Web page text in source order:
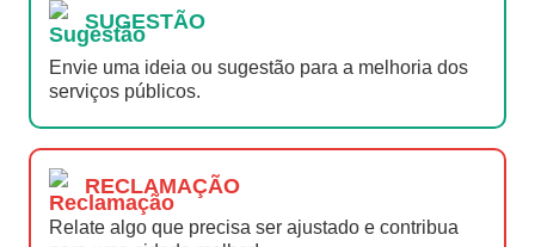
SUGESTÃO
Envie uma ideia ou sugestão para a melhoria dos
serviços públicos.
RECLAMAÇÃO
Relate algo que precisa ser ajustado e contribua